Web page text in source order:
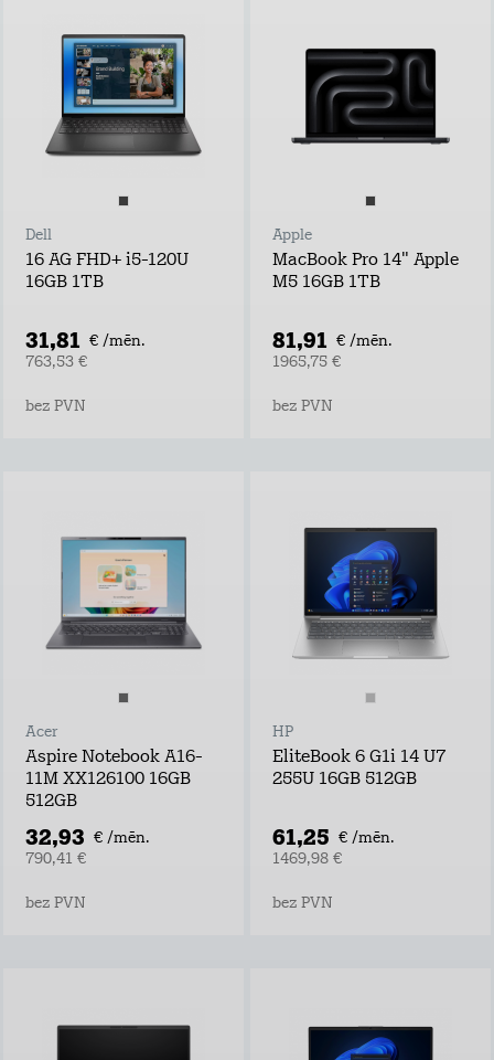
Dell
16 AG FHD+ i5-120U
16GB 1TB
31,81 € /mēn.
763,53 €
bez PVN
Apple
MacBook Pro 14" Apple
M5 16GB 1TB
81,91 € /mēn.
1965,75 €
bez PVN
Acer
Aspire Notebook A16-
11M XX126100 16GB
512GB
32,93 € /mēn.
790,41 €
bez PVN
HP
EliteBook 6 G1i 14 U7
255U 16GB 512GB
61,25 € /mēn.
1469,98 €
bez PVN